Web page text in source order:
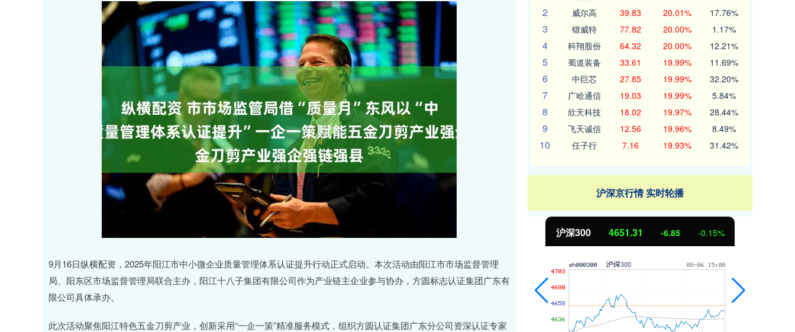
9月16日纵横配资，2025年阳江市中小微企业质量管理体系认证提升行动正式启动。本次活动由阳江市市场监督管理
局、阳东区市场监督管理局联合主办，阳江十八子集团有限公司作为产业链主企业参与协办，方圆标志认证集团广东有
限公司具体承办。
此次活动聚焦阳江特色五金刀剪产业，创新采用“一企一策”精准服务模式，组织方圆认证集团广东分公司资深认证专家
2 威尔高 39.83 20.01% 17.76%
3 锴威特 77.82 20.00% 1.17%
4 科翔股份 64.32 20.00% 12.21%
5 蜀道装备 33.61 19.99% 11.69%
6 中巨芯 27.85 19.99% 32.20%
7 广哈通信 19.03 19.99% 5.84%
8 欣天科技 18.02 19.97% 28.44%
9 飞天诚信 12.56 19.96% 8.49%
10 任子行 7.16 19.93% 31.42%
沪深京行情 实时轮播
0.57% 沪深300 4651.31 -6.85 -0.15%